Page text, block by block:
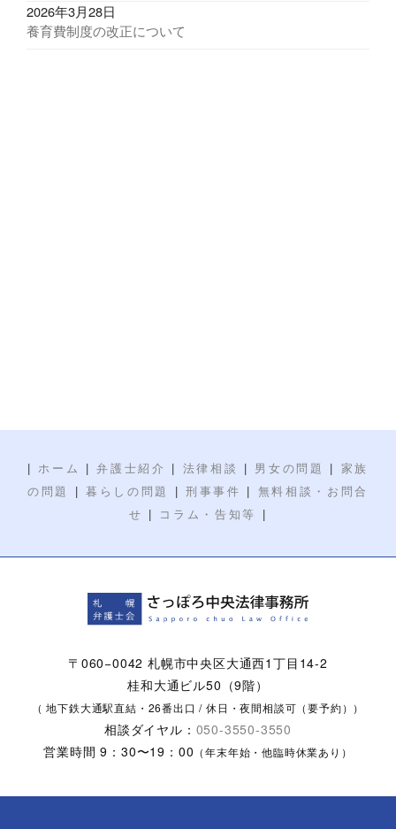
2026年3月28日
養育費制度の改正について
| ホーム |弁護士紹介 | 法律相談 | 男女の問題 |
家族
の問題
| 暮らしの問題 | 刑事事件 |
無料相談・お問合
せ
| コラム・告知等 |
〒060−0042 札幌市中央区大通西1丁目14-2
桂和大通ビル50（9階）
（ 地下鉄大通駅直結・26番出口 / 休日・夜間相談可（要予約））
相談ダイヤル： 050-3550-3550
営業時間 9：30〜19：00 （年末年始・他臨時休業あり）